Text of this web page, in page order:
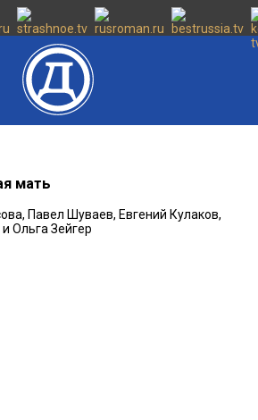
мать
Павел Шуваев, Евгений Кулаков,
Ольга Зейгер